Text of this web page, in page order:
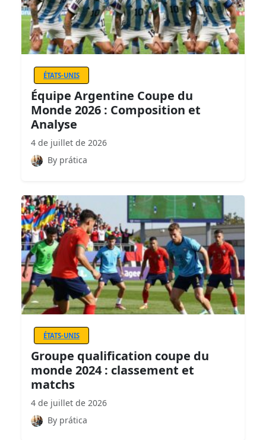
ÉTATS-UNIS
Équipe Argentine Coupe du
Monde 2026 : Composition et
Analyse
4 de juillet de 2026
By prática
ÉTATS-UNIS
Groupe qualification coupe du
monde 2024 : classement et
matchs
4 de juillet de 2026
By prática